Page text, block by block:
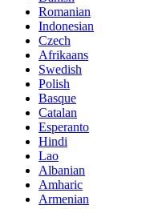
Romanian
Indonesian
Czech
Afrikaans
Swedish
Polish
Basque
Catalan
Esperanto
Hindi
Lao
Albanian
Amharic
Armenian